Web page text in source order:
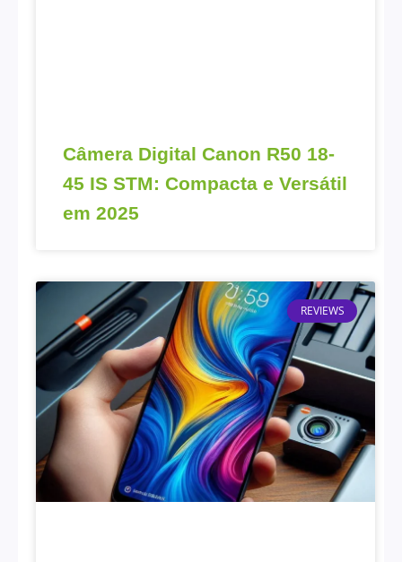
Câmera Digital Canon R50 18-
45 IS STM: Compacta e Versátil
em 2025
REVIEWS